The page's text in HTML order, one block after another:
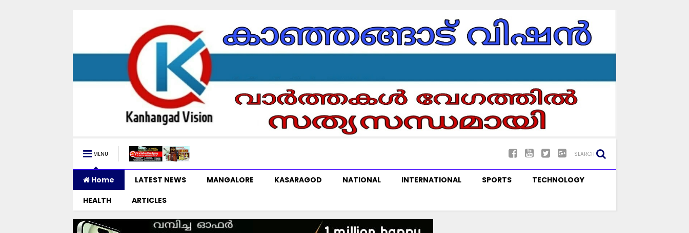
MENU SEARCH
Home LATEST NEWS MANGALORE KASARAGOD NATIONAL INTERNATIONAL SPORTS
TECHNOLOGY
HEALTH
ARTICLES